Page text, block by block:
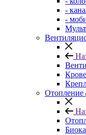
-
-
Отопление